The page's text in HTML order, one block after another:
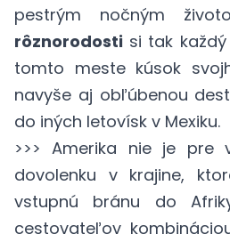
pestrým nočným
rôznorodosti si tak
tomto meste kúsok
navyše aj obľúbenou
do iných letovísk v Mexiku.
>>> Amerika nie je pre
dovolenku v krajine,
vstupnú bránu do
cestovateľov